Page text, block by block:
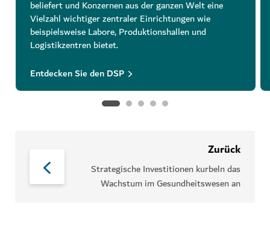
beliefert und Konzernen aus der ganzen Welt eine
Vielzahl wichtiger zentraler Einrichtungen wie
beispielsweise Labore, Produktionshallen und
Logistikzentren bietet.
Entdecken Sie den DSP
Zurück
Strategische Investitionen kurbeln das
Wachstum im Gesundheitswesen an